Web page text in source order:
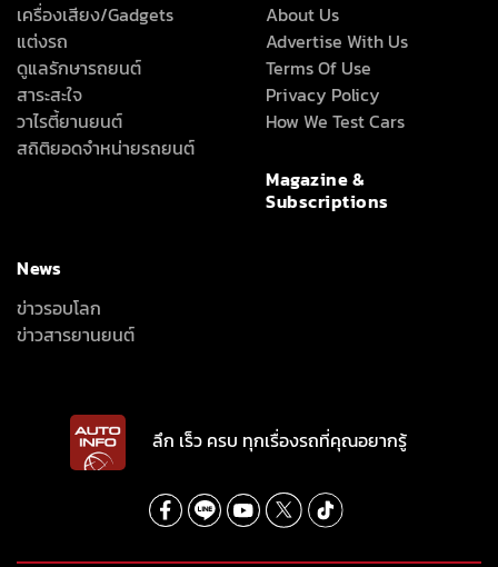
เครื่องเสียง/Gadgets
แต่งรถ
ดูแลรักษารถยนต์
สาระสะใจ
วาไรตี้ยานยนต์
สถิติยอดจำหน่ายรถยนต์
About Us
Advertise With Us
Terms Of Use
Privacy Policy
How We Test Cars
Magazine &
Subscriptions
News
ข่าวรอบโลก
ข่าวสารยานยนต์
ลึก เร็ว ครบ ทุกเรื่องรถที่คุณอยากรู้